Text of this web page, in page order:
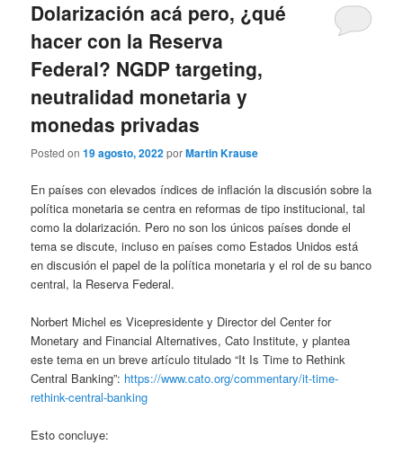
Dolarización acá pero, ¿qué
hacer con la Reserva
Federal? NGDP targeting,
neutralidad monetaria y
monedas privadas
Posted on19 agosto, 2022porMartin Krause
En países con elevados índices de inflación la discusión sobre la
política monetaria se centra en reformas de tipo institucional, tal
como la dolarización. Pero no son los únicos países donde el
tema se discute, incluso en países como Estados Unidos está
en discusión el papel de la política monetaria y el rol de su banco
central, la Reserva Federal.
Norbert Michel es Vicepresidente y Director del Center for
Monetary and Financial Alternatives, Cato Institute, y plantea
este tema en un breve artículo titulado “It Is Time to Rethink
Central Banking”: https://www.cato.org/commentary/it-time-
rethink-central-banking
Esto concluye: